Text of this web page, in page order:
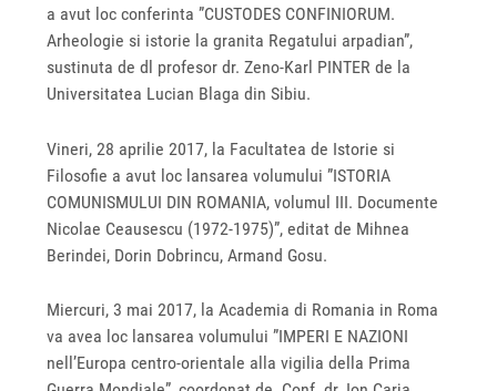
a avut loc conferinta ”CUSTODES CONFINIORUM.
Arheologie si istorie la granita Regatului arpadian”,
sustinuta de dl profesor dr. Zeno-Karl PINTER de la
Universitatea Lucian Blaga din Sibiu.
Vineri, 28 aprilie 2017, la Facultatea de Istorie si
Filosofie a avut loc lansarea volumului ”ISTORIA
COMUNISMULUI DIN ROMANIA, volumul III. Documente
Nicolae Ceausescu (1972-1975)”, editat de Mihnea
Berindei, Dorin Dobrincu, Armand Gosu.
Miercuri, 3 mai 2017, la Academia di Romania in Roma
va avea loc lansarea volumului ”IMPERI E NAZIONI
nell’Europa centro-orientale alla vigilia della Prima